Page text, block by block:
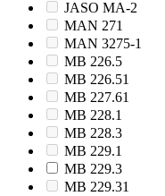
JASO MA-2
MAN 271
MAN 3275-1
MB 226.5
MB 226.51
MB 227.61
MB 228.1
MB 228.3
MB 229.1
MB 229.3
MB 229.31